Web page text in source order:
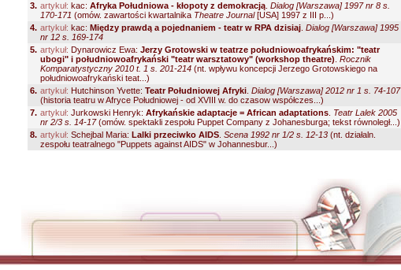
3. artykuł: kac: Afryka Południowa - kłopoty z demokracją Dialog [Warszawa] 1997 nr 8 s.
170-171 (omów. zawartości kwartalnika Theatre Journal[USA] 1997 z III p...)
4. artykuł: kac: Między prawdą a pojednaniem - teatr w RPA dzisiaj Dialog [Warszawa] 1995
nr 12 s. 169-174
5. artykuł: Dynarowicz Ewa: Jerzy Grotowski w teatrze południowoafrykańskim: "teatr
ubogi" i południowoafrykański "teatr warsztatowy" (workshop theatre) Rocznik
Komparatystyczny 2010 t. 1 s. 201-214 (nt. wpływu koncepcji Jerzego Grotowskiego na
południowoafrykański teat...)
6. artykuł: Hutchinson Yvette: Teatr Południowej Afryki Dialog [Warszawa] 2012 nr 1 s. 74-107
(historia teatru w Afryce Południowej - od XVIII w. do czasow współczes...)
7. artykuł: Jurkowski Henryk: Afrykańskie adaptacje = African adaptations Teatr Lalek 2005
nr 2/3 s. 14-17(omów. spektakli zespołu Puppet Company z Johanesburga; tekst równoległ...)
8. artykuł: Schejbal Maria: Lalki przeciwko AIDS Scena 1992 nr 1/2 s. 12-13 (nt. działaln.
zespołu teatralnego "Puppets against AIDS" w Johannesbur...)